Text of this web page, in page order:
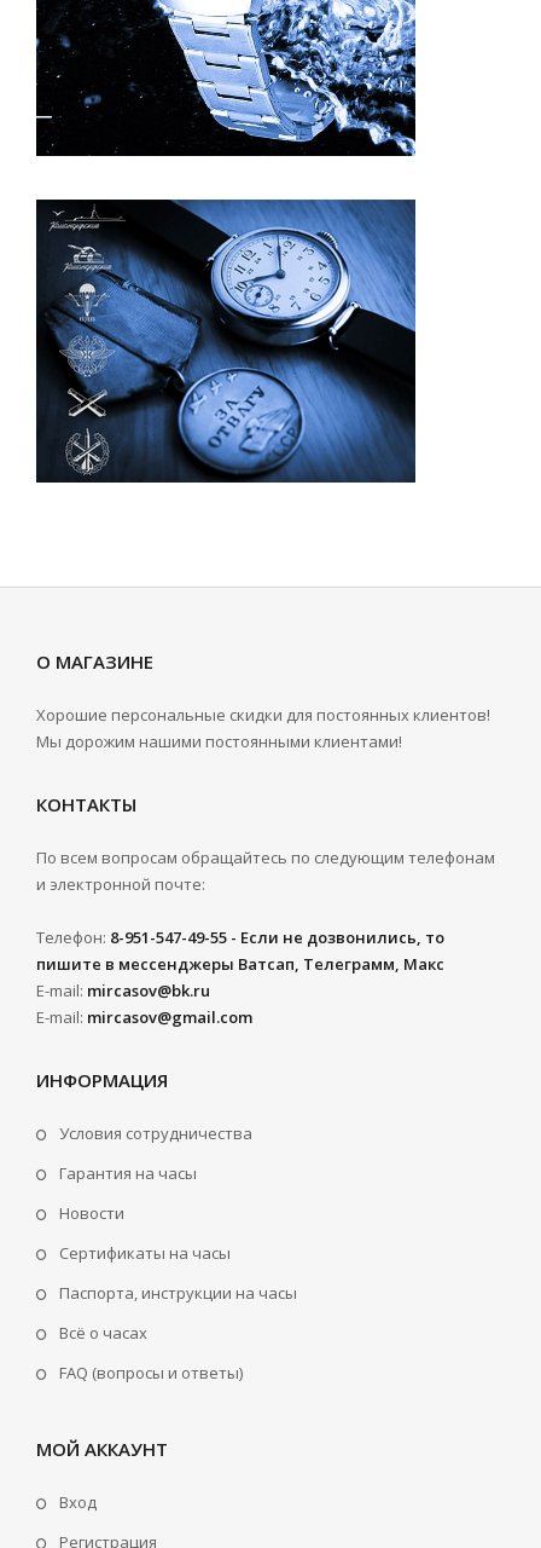
О МАГАЗИНЕ
Хорошие персональные скидки для постоянных клиентов!
Мы дорожим нашими постоянными клиентами!
КОНТАКТЫ
По всем вопросам обращайтесь по следующим телефонам
и электронной почте:
Телефон: 8-951-547-49-55 - Если не дозвонились, то
пишите в мессенджеры Ватсап, Телеграмм, Макс
E-mail: mircasov@bk.ru
E-mail: mircasov@gmail.com
ИНФОРМАЦИЯ
Условия сотрудничества
Гарантия на часы
Новости
Сертификаты на часы
Паспорта, инструкции на часы
Всё о часах
FAQ (вопросы и ответы)
МОЙ АККАУНТ
Вход
Регистрация